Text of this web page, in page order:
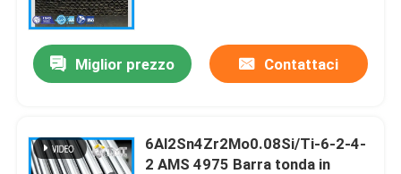
Miglior prezzo Contattaci
6Al2Sn4Zr2Mo0.08Si/Ti-6-2-4-
2 AMS 4975 Barra tonda in